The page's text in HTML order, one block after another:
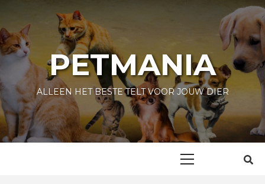
content
PETMANIA
ALLEEN HET BESTE TELT VOOR JOUW DIER